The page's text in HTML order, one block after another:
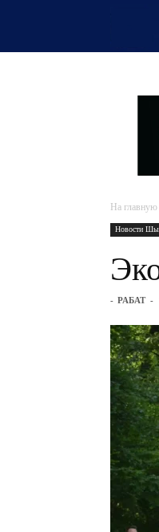
На главную
Новости
- РАБАТ -